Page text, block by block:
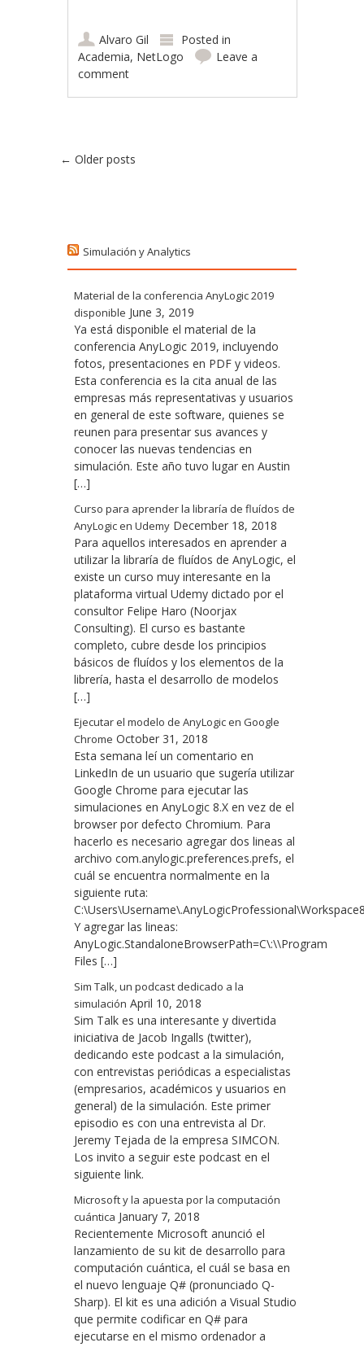
Alvaro Gil
Posted in
Academia, NetLogo
Leave a
comment
Post navigation
← Older posts
Simulación y Analytics
Material de la conferencia AnyLogic 2019
disponible June 3, 2019
Ya está disponible el material de la
conferencia AnyLogic 2019, incluyendo
fotos, presentaciones en PDF y videos.
Esta conferencia es la cita anual de las
empresas más representativas y usuarios
en general de este software, quienes se
reunen para presentar sus avances y
conocer las nuevas tendencias en
simulación. Este año tuvo lugar en Austin
[…]
Curso para aprender la libraría de fluídos de
AnyLogic en Udemy December 18, 2018
Para aquellos interesados en aprender a
utilizar la libraría de fluídos de AnyLogic, el
existe un curso muy interesante en la
plataforma virtual Udemy dictado por el
consultor Felipe Haro (Noorjax
Consulting). El curso es bastante
completo, cubre desde los principios
básicos de fluídos y los elementos de la
librería, hasta el desarrollo de modelos
[…]
Ejecutar el modelo de AnyLogic en Google
Chrome October 31, 2018
Esta semana leí un comentario en
LinkedIn de un usuario que sugería utilizar
Google Chrome para ejecutar las
simulaciones en AnyLogic 8.X en vez de el
browser por defecto Chromium. Para
hacerlo es necesario agregar dos lineas al
archivo com.anylogic.preferences.prefs, el
cuál se encuentra normalmente en la
siguiente ruta:
Y agregar las lineas:
AnyLogic.StandaloneBrowserPath=C\:\\Program
Files […]
Sim Talk, un podcast dedicado a la
simulación April 10, 2018
Sim Talk es una interesante y divertida
iniciativa de Jacob Ingalls (twitter),
dedicando este podcast a la simulación,
con entrevistas periódicas a especialistas
(empresarios, académicos y usuarios en
general) de la simulación. Este primer
episodio es con una entrevista al Dr.
Jeremy Tejada de la empresa SIMCON.
Los invito a seguir este podcast en el
siguiente link.
Microsoft y la apuesta por la computación
cuántica January 7, 2018
Recientemente Microsoft anunció el
lanzamiento de su kit de desarrollo para
computación cuántica, el cuál se basa en
el nuevo lenguaje Q# (pronunciado Q-
Sharp). El kit es una adición a Visual Studio
que permite codificar en Q# para
ejecutarse en el mismo ordenador a